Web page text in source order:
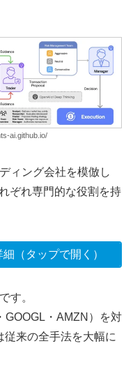
ai.github.io/
ィング会社を模倣し
ぞれ専門的な役割を持
（タップで開く）
す。
GOOGL・AMZN）を対
来の全手法を大幅に